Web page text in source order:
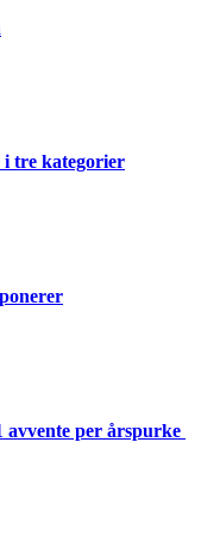
i tre kategorier
per årspurke